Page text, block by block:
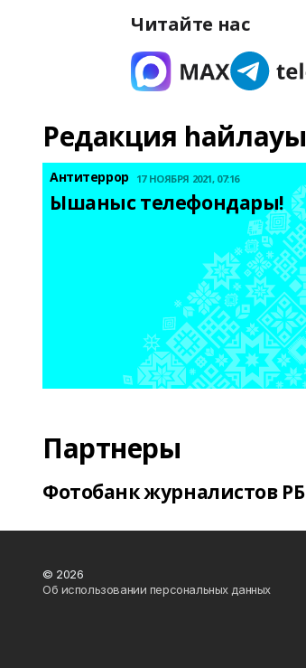
Читайте нас
Редакция һайлауы
Антитеррор 17 НОЯБРЯ 2021, 07:16
Ышаныс телефондары!
Партнеры
Фотобанк журналистов РБ
© 2026
Об использовании персональных данных